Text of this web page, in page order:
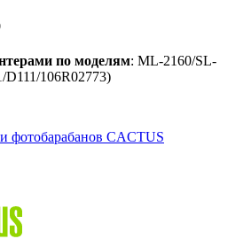
по моделям: ML-2160/SL-
106R02773)
фотобарабанов CACTUS